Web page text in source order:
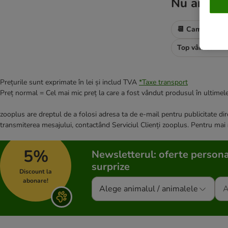
Nu ai
📆 Campanii
Top vânzări în
Prețurile sunt exprimate în lei și includ TVA *Taxe transport
Preț normal = Cel mai mic preț la care a fost vândut produsul în
zooplus are dreptul de a folosi adresa ta de e-mail pentru publicitate
transmiterea mesajului, contactând Serviciul Clienți zooplus. Pentru
5%
Discount la
abonare!
Newsletterul: oferte
surprize
Alege animalul / animalele